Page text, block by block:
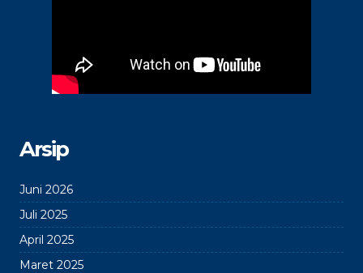
Arsip
Juni 2026
Juli 2025
April 2025
Maret 2025